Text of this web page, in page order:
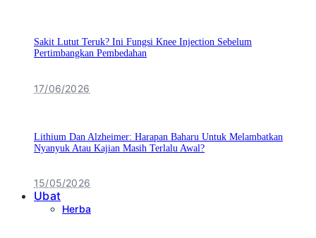
Sakit Lutut Teruk? Ini Fungsi Knee Injection Sebelum
Pertimbangkan Pembedahan
17/06/2026
Lithium Dan Alzheimer: Harapan Baharu Untuk Melambatkan
Nyanyuk Atau Kajian Masih Terlalu Awal?
15/05/2026
Ubat
Herba